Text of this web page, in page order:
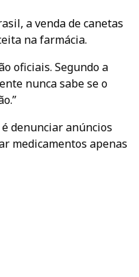
a venda de canetas
na farmácia.
oficiais. Segundo a
nunca sabe se o
denunciar anúncios
medicamentos apenas